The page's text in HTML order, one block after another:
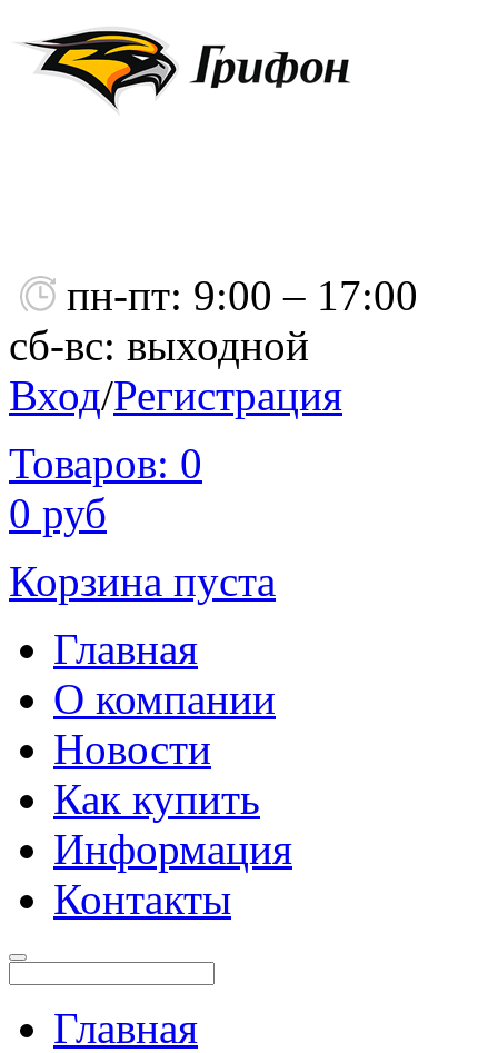
пн-пт: 9:00 – 17:00
сб-вс: выходной
Вход/Регистрация
Товаров: 0
0 руб
Корзина пуста
Главная
О компании
Новости
Как купить
Информация
Контакты
Главная